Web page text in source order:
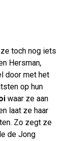
toch nog iets
Hersman,
door met het
op hun
waar ze aan
laat ze haar
Zo zegt ze
de Jong